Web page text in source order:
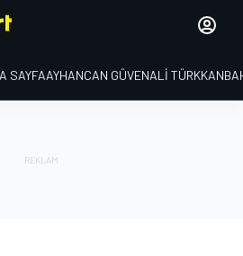
SAYFAAYHANCAN GÜVENALI TÜRKKAN